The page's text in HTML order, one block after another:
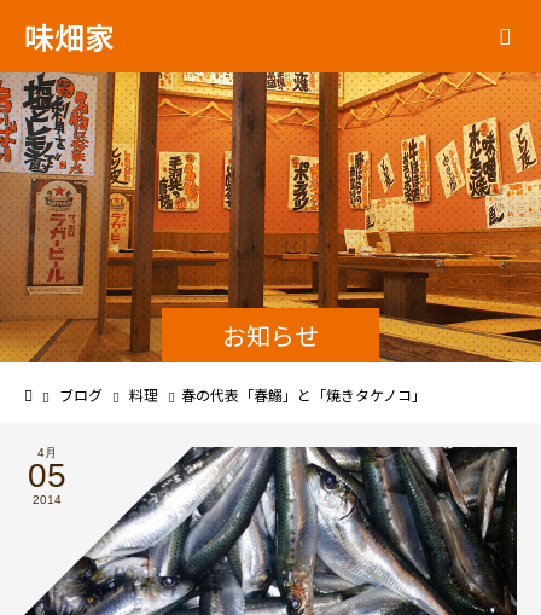
味畑家
お知らせ
ブログ 料理 春の代表「春鰯」と「焼きタケノコ」
4月
05
2014